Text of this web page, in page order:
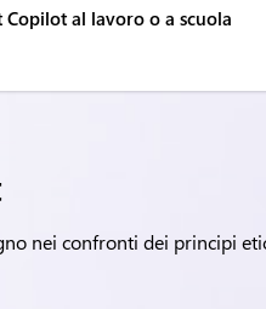
al lavoro o a scuola
nei confronti dei principi